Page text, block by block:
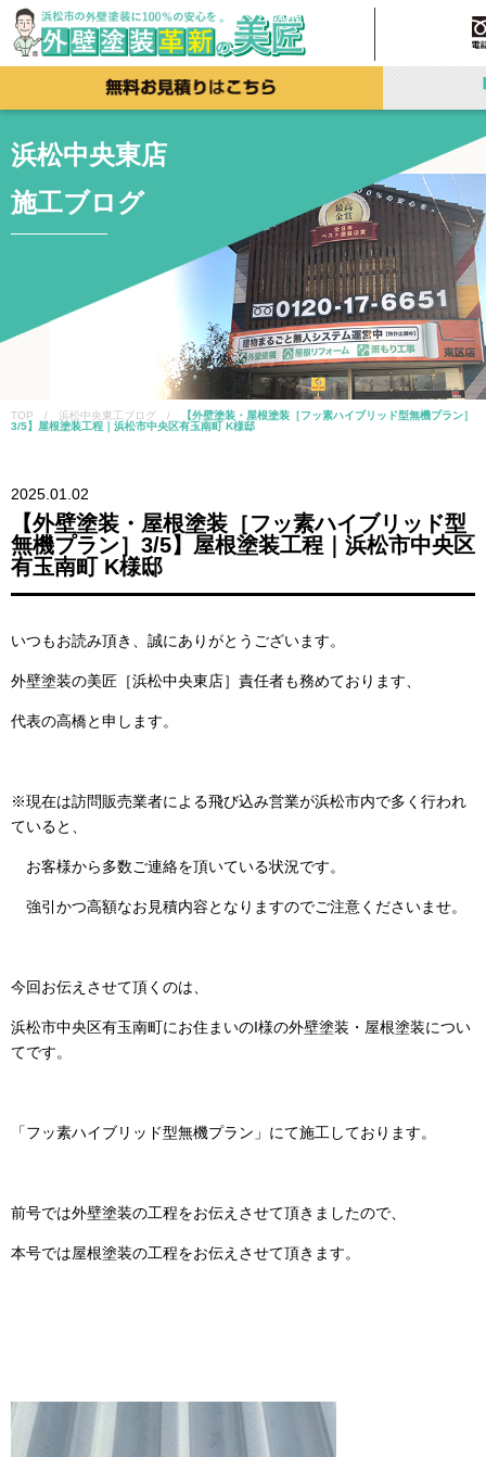
浜松中央東店
施工ブログ
TOP / 浜松中央東工ブログ /
【外壁塗装・屋根塗装［フッ素ハイブリッド型無機プラン］
3/5】屋根塗装工程｜浜松市中央区有玉南町 K様邸
2025.01.02
【外壁塗装・屋根塗装［フッ素ハイブリッド型
無機プラン］3/5】屋根塗装工程｜浜松市中央区
有玉南町 K様邸
いつもお読み頂き、誠にありがとうございます。
外壁塗装の美匠［浜松中央東店］責任者も務めております、
代表の高橋と申します。
※現在は訪問販売業者による飛び込み営業が浜松市内で多く行われ
ていると、
お客様から多数ご連絡を頂いている状況です。
強引かつ高額なお見積内容となりますのでご注意くださいませ。
今回お伝えさせて頂くのは、
浜松市中央区有玉南町にお住まいのI様の外壁塗装・屋根塗装につい
てです。
「フッ素ハイブリッド型無機プラン」にて施工しております。
前号では外壁塗装の工程をお伝えさせて頂きましたので、
本号では屋根塗装の工程をお伝えさせて頂きます。